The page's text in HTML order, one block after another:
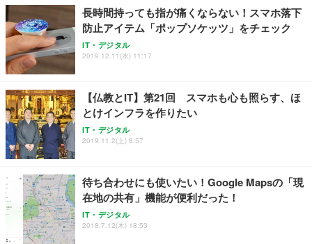
長時間持っても指が痛くならない！スマホ落下
防止アイテム「ポップソケッツ」をチェック
IT・デジタル
2019.12.11(水) 11:17
【仏教とIT】第21回 スマホも心も照らす、ほ
とけインフラを作りたい
IT・デジタル
2019.11.2(土) 8:57
待ち合わせにも使いたい！Google Mapsの「現
在地の共有」機能が便利だった！
IT・デジタル
2018.7.12(木) 18:53